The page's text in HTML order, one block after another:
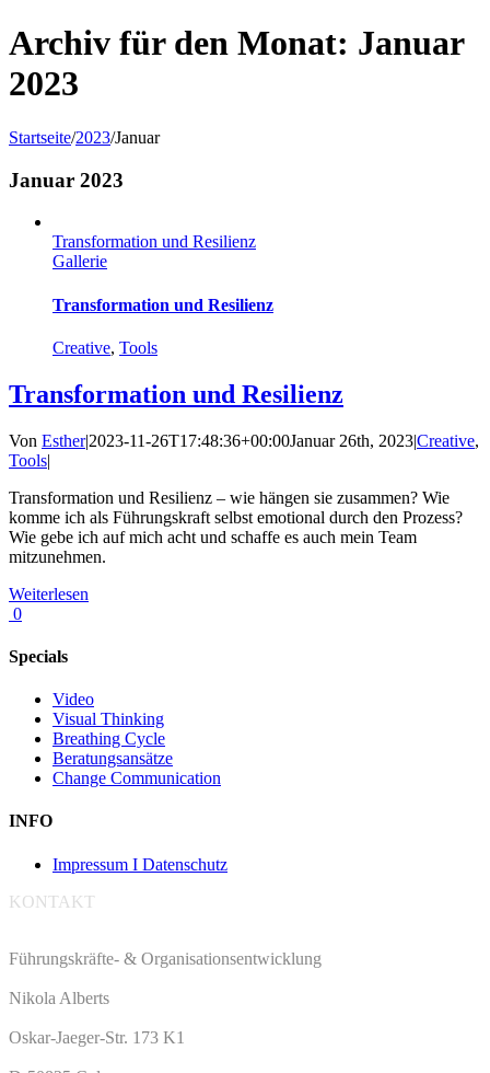
Archiv für den Monat: Januar
2023
Startseite/2023/Januar
Januar 2023
Transformation und Resilienz
Gallerie
Transformation und Resilienz
Creative, Tools
Transformation und Resilienz
Von Esther|2023-11-26T17:48:36+00:00Januar 26th, 2023|Creative,
Tools|
Transformation und Resilienz – wie hängen sie zusammen? Wie
komme ich als Führungskraft selbst emotional durch den Prozess?
Wie gebe ich auf mich acht und schaffe es auch mein Team
mitzunehmen.
Weiterlesen
0
Specials
Video
Visual Thinking
Breathing Cycle
Beratungsansätze
Change Communication
INFO
Impressum I Datenschutz
KONTAKT
Führungskräfte- & Organisationsentwicklung
Nikola Alberts
Oskar-Jaeger-Str. 173 K1